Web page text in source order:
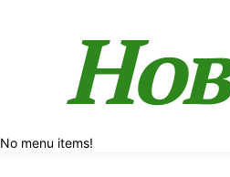
No menu items!